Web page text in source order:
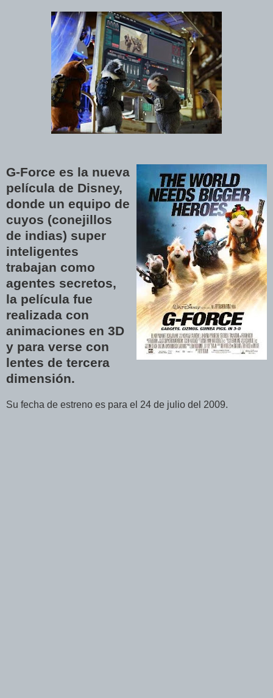
G-Force es la nueva
película de Disney,
donde un equipo de
cuyos (conejillos
de indias) super
inteligentes
trabajan como
agentes secretos,
la película fue
realizada con
animaciones en 3D
y para verse con
lentes de tercera
dimensión.
Su fecha de estreno es para el 24 de julio del 2009.